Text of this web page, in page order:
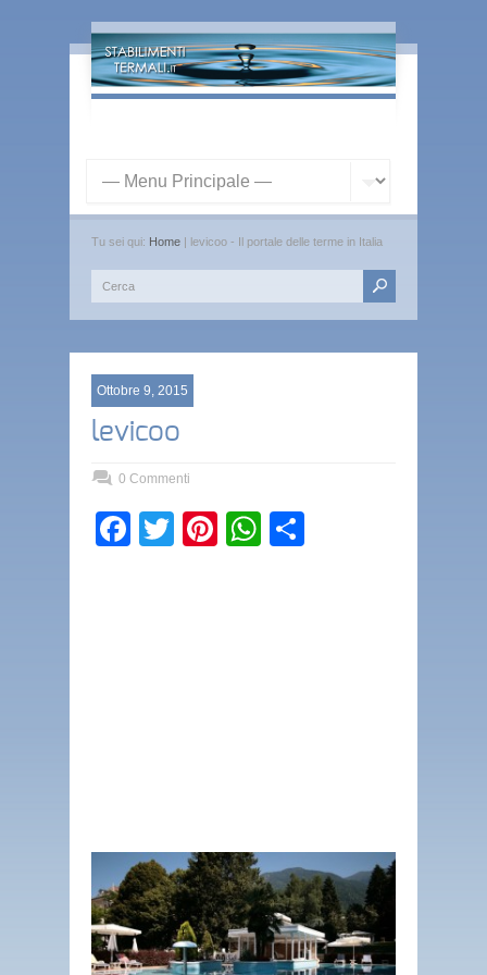
Tu sei qui: Home | levicoo - Il portale delle terme in Italia
Ottobre 9, 2015
levicoo
0 Commenti
Facebook
TwitterPinterest
WhatsApp